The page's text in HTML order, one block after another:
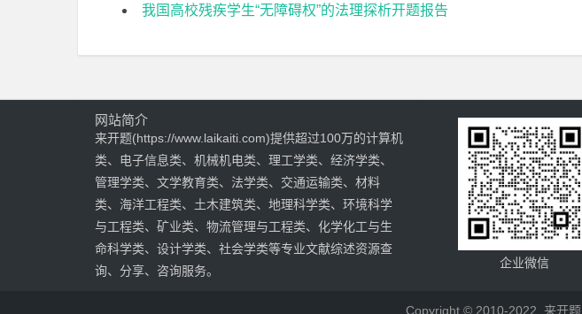
我国高校残疾学生“无障碍权”的法理探析开题报告
网站简介
来开题(https://www.laikaiti.com)提供超过100万的计算机
类、电子信息类、机械机电类、理工学类、经济学类、
管理学类、文学教育类、法学类、交通运输类、材料
类、海洋工程类、土木建筑类、地理科学类、环境科学
与工程类、矿业类、物流管理与工程类、化学化工与生
命科学类、设计学类、社会学类等专业文献综述资源查
询、分享、咨询服务。
企业微信
Copyright © 2010-2022 来开题